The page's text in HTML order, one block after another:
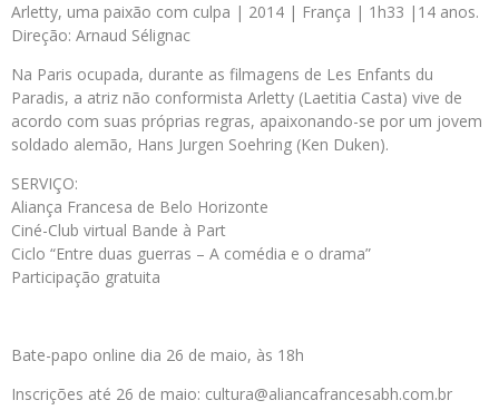
Arletty, uma paixão com culpa | 2014 | França | 1h33 |14 anos.
Direção: Arnaud Sélignac
Na Paris ocupada, durante as filmagens de Les Enfants du
Paradis, a atriz não conformista Arletty (Laetitia Casta) vive de
acordo com suas próprias regras, apaixonando-se por um jovem
soldado alemão, Hans Jurgen Soehring (Ken Duken).
SERVIÇO:
Aliança Francesa de Belo Horizonte
Ciné-Club virtual Bande à Part
Ciclo “Entre duas guerras – A comédia e o drama”
Participação gratuita
Bate-papo online dia 26 de maio, às 18h
Inscrições até 26 de maio: cultura@aliancafrancesabh.com.br